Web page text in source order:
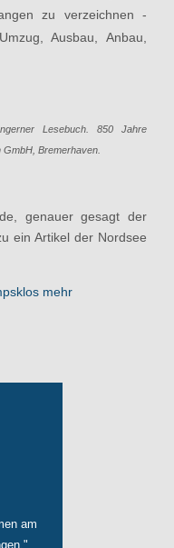
zu verzeichnen -
Ausbau, Anbau,
Lesebuch. 850 Jahre
GmbH, Bremerhaven.
genauer gesagt der
ein Artikel der Nordsee
mehr
am